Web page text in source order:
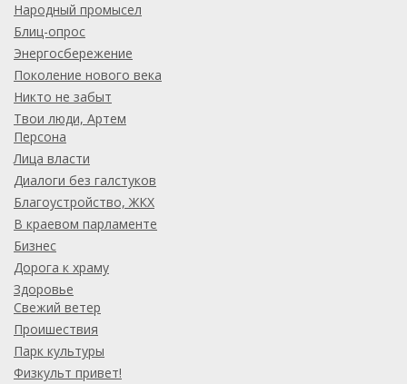
Народный промысел
Блиц-опрос
Энергосбережение
Поколение нового века
Никто не забыт
Твои люди, Артем
Персона
Лица власти
Диалоги без галстуков
Благоустройство, ЖКХ
В краевом парламенте
Бизнес
Дорога к храму
Здоровье
Свежий ветер
Проишествия
Парк культуры
Физкульт привет!